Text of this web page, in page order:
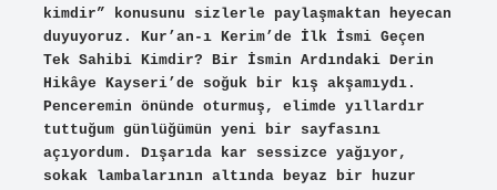
kimdir” konusunu sizlerle paylaşmaktan heyecan
duyuyoruz. Kur’an-ı Kerim’de İlk İsmi Geçen
Tek Sahibi Kimdir? Bir İsmin Ardındaki Derin
Hikâye Kayseri’de soğuk bir kış akşamıydı.
Penceremin önünde oturmuş, elimde yıllardır
tuttuğum günlüğümün yeni bir sayfasını
açıyordum. Dışarıda kar sessizce yağıyor,
sokak lambalarının altında beyaz bir huzur